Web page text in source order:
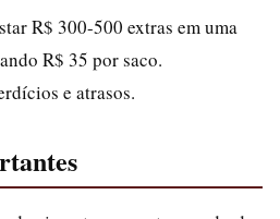
R$ 300-500 extras em uma
R$ 35 por saco.
e atrasos.